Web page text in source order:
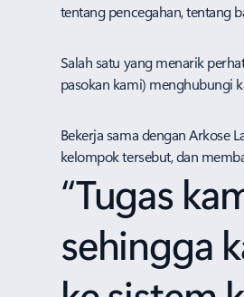
tentang pencegahan, tentang
Salah satu yang menarik
pasokan kami) menghubungi
Bekerja sama dengan Arkose
kelompok tersebut, dan
“Tugas
sehingga